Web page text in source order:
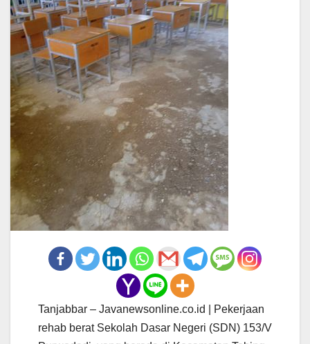
Tanjabbar – Javanewsonline.co.id | Pekerjaan
rehab berat Sekolah Dasar Negeri (SDN) 153/V